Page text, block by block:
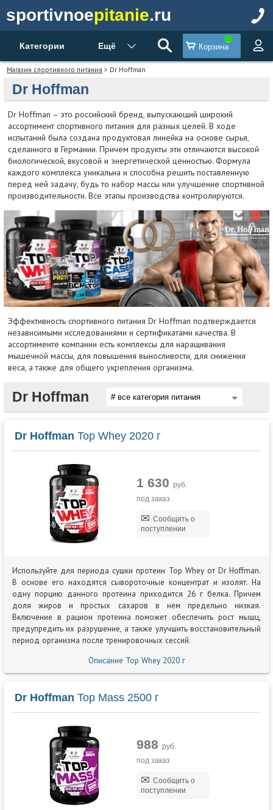
sportivnoepitanie.ru
Категории Ещё Корзина
Магазин спортивного питания > Dr Hoffman
Dr Hoffman
Dr Hoffman – это российский бренд, выпускающий широкий
ассортимент спортивного питания для разных целей. В ходе
испытаний была создана продуктовая линейка на основе сырья,
сделанного в Германии. Причем продукты эти отличаются высокой
биологической, вкусовой и энергетической ценностью. Формула
каждого комплекса уникальна и способна решить поставленную
перед ней задачу, будь то набор массы или улучшение спортивной
производительности. Все этапы производства контролируются.
Эффективность спортивного питания Dr Hoffman подтверждается
независимыми исследованиями и сертификатами качества. В
ассортименте компании есть комплексы для наращивания
мышечной массы, для повышения выносливости, для снижения
веса, а также для общего укрепления организма.
Dr Hoffman
Dr Hoffman Top Whey 2020 г
1 630 руб.
под заказ
Сообщить о
поступлении
Используйте для периода сушки протеин Top Whey от Dr Hoffman.
В основе его находятся сывороточные концентрат и изолят. На
одну порцию данного протеина приходится 26 г белка. Причем
доля жиров и простых сахаров в нем предельно низкая.
Включение в рацион протеина поможет обеспечить рост мышц,
предупредить их разрушение, а также улучшить восстановительный
период организма после тренировочных сессий.
Описание Top Whey 2020 г
Dr Hoffman Top Mass 2500 г
988 руб.
под заказ
Сообщить о
поступлении